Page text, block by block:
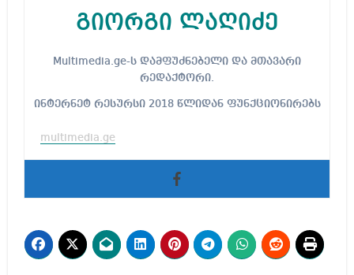
გიორგი ლაღიძე
Multimedia.ge-ს დამფუძნებელი და მთავარი
რედაქტორი.
ინტერნეტ რესურსი 2018 წლიდან ფუნქციონირებს
multimedia.ge